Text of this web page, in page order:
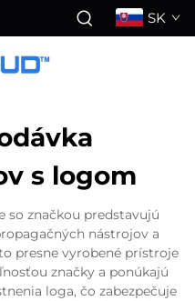
SK
s logom
so značkou predstavujú
nástrojov a
presne vyrobené prístroje
značky a ponúkajú
loga, čo zabezpečuje